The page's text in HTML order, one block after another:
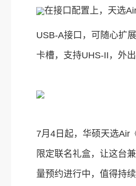
在接口配置上，天选
USB-A接口，可随心扩
卡槽，支持UHS-II，外
7月4日起，华硕天选Air
限定联名礼盒，让这台
量预约进行中，值得持续